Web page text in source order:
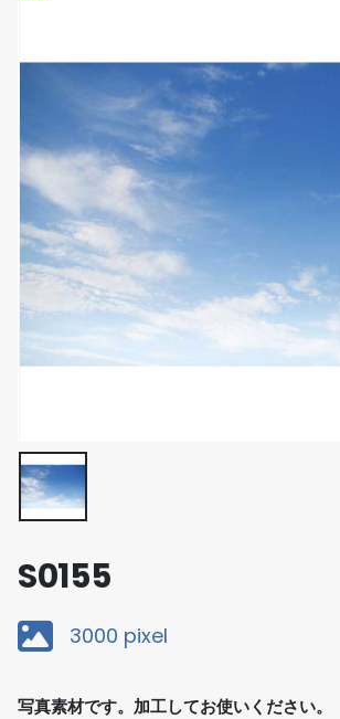
S0155
3000 pixel
写真素材です。加工してお使いください。